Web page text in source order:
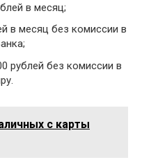
в месяц;
в месяц без комиссии в
рублей без комиссии в
с карты